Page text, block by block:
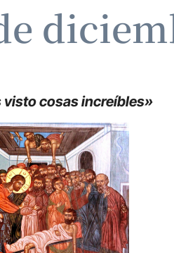
visto cosas increíbles»